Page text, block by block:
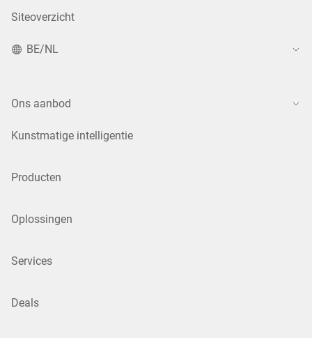
Siteoverzicht
BE/NL
Ons aanbod
Kunstmatige intelligentie
Producten
Oplossingen
Services
Deals